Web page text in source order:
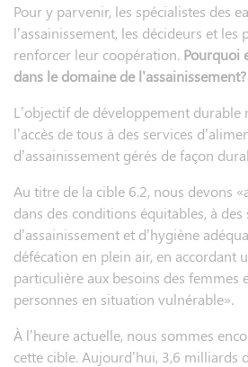
Pour y parvenir, les spécialistes des
l’assainissement, les décideurs et
renforcer leur coopération. Pourquoi
dans le domaine de l’assainissement?
L’objectif de développement durable
l’accès de tous à des services
d’assainissement gérés de façon
Au titre de la cible 6.2, nous devons
dans des conditions équitables, à des
d’assainissement et d’hygiène
défécation en plein air, en accordant
particulière aux besoins des femmes
personnes en situation vulnérable».
À l’heure actuelle, nous sommes
cette cible. Aujourd’hui, 3,6 milliards